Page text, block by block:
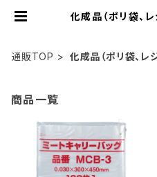
化成品（ポリ袋、レ
通販TOP 化成品（ポリ袋、レ
商品一覧